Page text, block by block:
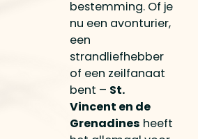
bestemming. Of je
nu een avonturier,
een
strandliefhebber
of een zeilfanaat
bent – St.
Vincent en de
Grenadines heeft